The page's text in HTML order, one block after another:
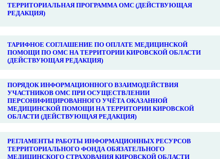
ТЕРРИТОРИАЛЬНАЯ ПРОГРАММА ОМС (ДЕЙСТВУЮЩАЯ
РЕДАКЦИЯ)
ТАРИФНОЕ СОГЛАШЕНИЕ ПО ОПЛАТЕ МЕДИЦИНСКОЙ
ПОМОЩИ ПО ОМС НА ТЕРРИТОРИИ КИРОВСКОЙ ОБЛАСТИ
(ДЕЙСТВУЮЩАЯ РЕДАКЦИЯ)
ПОРЯДОК ИНФОРМАЦИОННОГО ВЗАИМОДЕЙСТВИЯ
УЧАСТНИКОВ ОМС ПРИ ОСУЩЕСТВЛЕНИИ
ПЕРСОНИФИЦИРОВАННОГО УЧЁТА ОКАЗАННОЙ
МЕДИЦИНСКОЙ ПОМОЩИ НА ТЕРРИТОРИИ КИРОВСКОЙ
ОБЛАСТИ (ДЕЙСТВУЮЩАЯ РЕДАКЦИЯ)
РЕГЛАМЕНТЫ РАБОТЫ ИНФОРМАЦИОННЫХ РЕСУРСОВ
ТЕРРИТОРИАЛЬНОГО ФОНДА ОБЯЗАТЕЛЬНОГО
МЕДИЦИНСКОГО СТРАХОВАНИЯ КИРОВСКОЙ ОБЛАСТИ